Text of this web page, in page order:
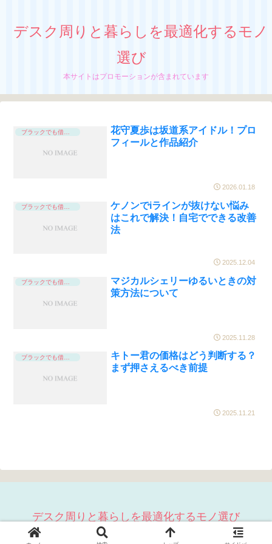
デスク周りと暮らしを最適化するモノ
選び
本サイトはプロモーションが含まれています
ブラックでも借りれる
花守夏歩は坂道系アイドル！プロ
フィールと作品紹介
2026.01.18
ブラックでも借りれる
ケノンでiラインが抜けない悩み
はこれで解決！自宅でできる改善
法
2025.12.04
ブラックでも借りれる
マジカルシェリーゆるいときの対
策方法について
2025.11.28
ブラックでも借りれる
キトー君の価格はどう判断する？
まず押さえるべき前提
2025.11.21
デスク周りと暮らしを最適化するモノ選び
© 2023 デスク周りと暮らしを最適化するモノ選び.